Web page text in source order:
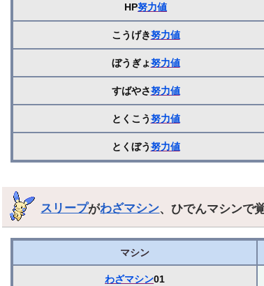
HP努力値
こうげき努力値
ぼうぎょ努力値
すばやさ努力値
とくこう努力値
とくぼう努力値
スリープがわざマシン、ひでんマシンで
マシン
わざマシン01